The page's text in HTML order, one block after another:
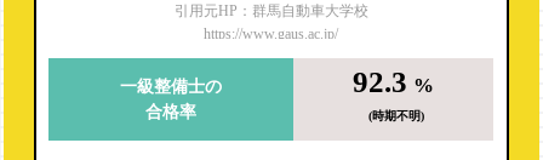
引用元HP：群馬自動車大学校
https://www.gaus.ac.jp/
一級整備士の
合格率
92.3 %
(時期不明)